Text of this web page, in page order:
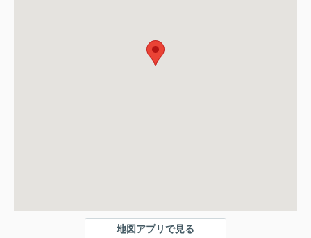
地図アプリで見る